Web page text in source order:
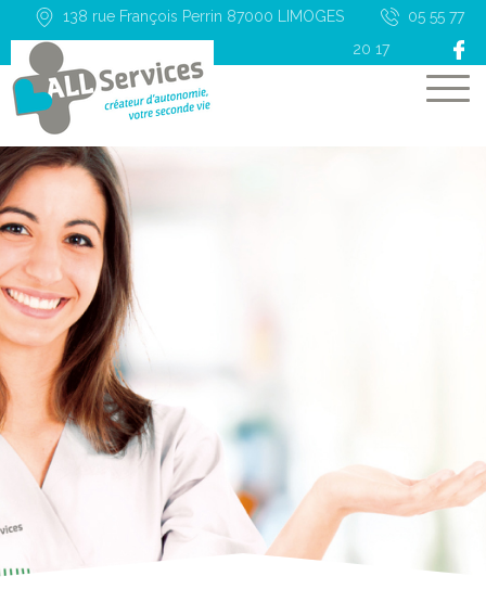
Accueil
Présentation
Nos services
Aides financières
Recrutement
Contact
138 rue François Perrin 87000 LIMOGES
05 55 77
20 17